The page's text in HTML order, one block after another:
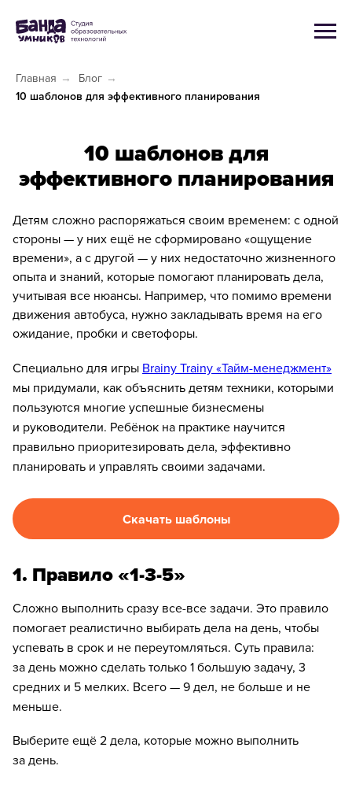
Главная → Блог →
10 шаблонов для эффективного планирования
10 шаблонов для
эффективного планирования
Детям сложно распоряжаться своим временем: с одной
стороны — у них ещё не сформировано «ощущение
времени», а с другой — у них недостаточно жизненного
опыта и знаний, которые помогают планировать дела,
учитывая все нюансы. Например, что помимо времени
движения автобуса, нужно закладывать время на его
ожидание, пробки и светофоры.
Специально для игры Brainy Trainy «Тайм-менеджмент»
мы придумали, как объяснить детям техники, которыми
пользуются многие успешные бизнесмены
и руководители. Ребёнок на практике научится
правильно приоритезировать дела, эффективно
планировать и управлять своими задачами.
Скачать шаблоны
1. Правило «1-3-5»
Сложно выполнить сразу все-все задачи. Это правило
помогает реалистично выбирать дела на день, чтобы
успевать в срок и не переутомляться. Суть правила:
за день можно сделать только 1 большую задачу, 3
средних и 5 мелких. Всего — 9 дел, не больше и не
меньше.
Выберите ещё 2 дела, которые можно выполнить
за день.